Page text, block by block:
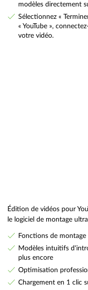
modèles directement
Sélectionnez «
« YouTube »,
votre vidéo.
Édition de vidéos pour
le logiciel de montage
Fonctions de montage
Modèles intuitifs
plus encore
Optimisation
Chargement en 1 clic